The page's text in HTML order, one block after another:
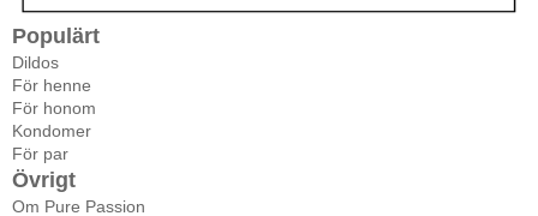
Populärt
Dildos
För henne
För honom
Kondomer
För par
Övrigt
Om Pure Passion